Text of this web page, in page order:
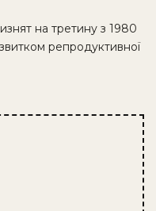
на третину з 1980
репродуктивної